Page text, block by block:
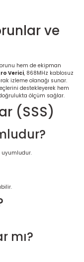
ve
hem de ekipman
Verici, 868MHz kablosuz
izleme olanağı sunar.
destekleyerek hem
ölçüm sağlar.
(SSS)
uyumludur.
mı?